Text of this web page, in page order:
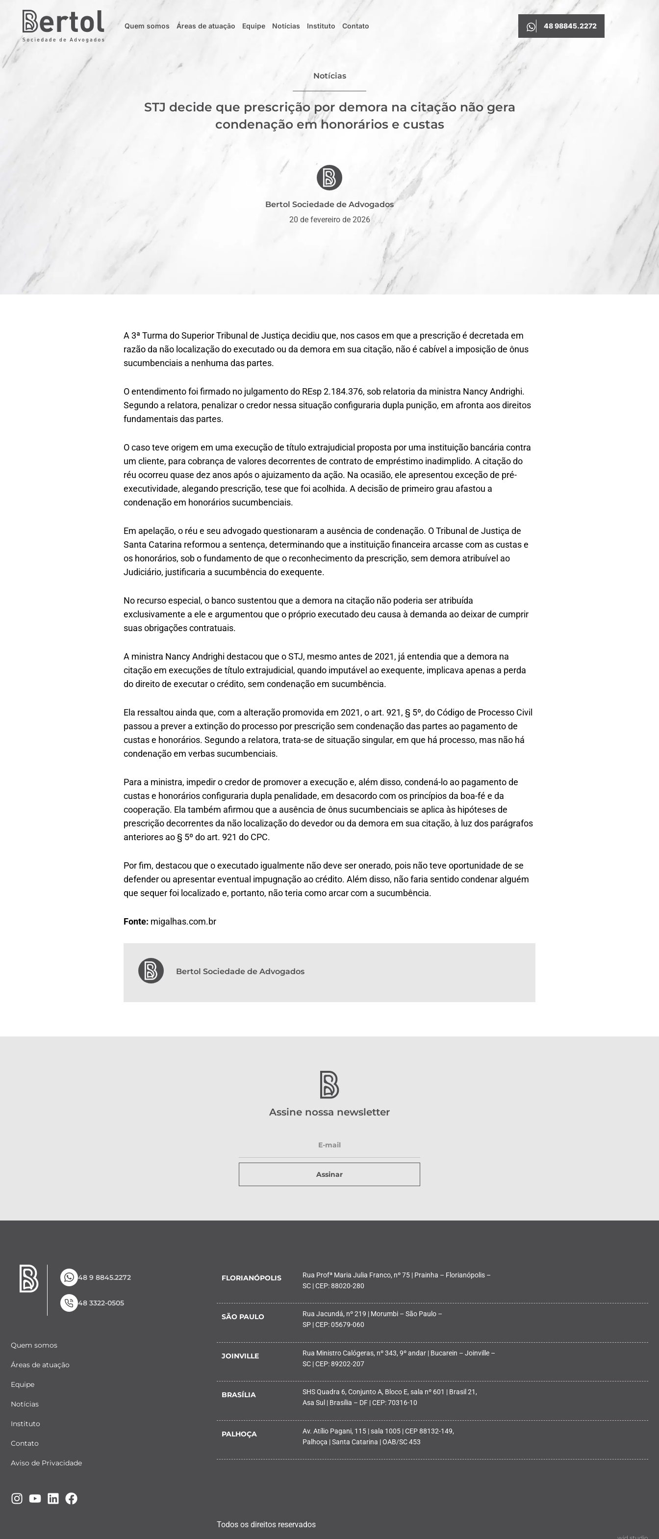
Quem somos Áreas de atuação Equipe Notícias Instituto Contato 48 98845.2272
Notícias
STJ decide que prescrição por demora na citação não gera
condenação em honorários e custas
Bertol Sociedade de Advogados
20 de fevereiro de 2026
A 3ª Turma do Superior Tribunal de Justiça decidiu que, nos casos em que a prescrição é decretada em
razão da não localização do executado ou da demora em sua citação, não é cabível a imposição de ônus
sucumbenciais a nenhuma das partes.
O entendimento foi firmado no julgamento do REsp 2.184.376, sob relatoria da ministra Nancy Andrighi.
Segundo a relatora, penalizar o credor nessa situação configuraria dupla punição, em afronta aos direitos
fundamentais das partes.
O caso teve origem em uma execução de título extrajudicial proposta por uma instituição bancária contra
um cliente, para cobrança de valores decorrentes de contrato de empréstimo inadimplido. A citação do
réu ocorreu quase dez anos após o ajuizamento da ação. Na ocasião, ele apresentou exceção de pré-
executividade, alegando prescrição, tese que foi acolhida. A decisão de primeiro grau afastou a
condenação em honorários sucumbenciais.
Em apelação, o réu e seu advogado questionaram a ausência de condenação. O Tribunal de Justiça de
Santa Catarina reformou a sentença, determinando que a instituição financeira arcasse com as custas e
os honorários, sob o fundamento de que o reconhecimento da prescrição, sem demora atribuível ao
Judiciário, justificaria a sucumbência do exequente.
No recurso especial, o banco sustentou que a demora na citação não poderia ser atribuída
exclusivamente a ele e argumentou que o próprio executado deu causa à demanda ao deixar de cumprir
suas obrigações contratuais.
A ministra Nancy Andrighi destacou que o STJ, mesmo antes de 2021, já entendia que a demora na
citação em execuções de título extrajudicial, quando imputável ao exequente, implicava apenas a perda
do direito de executar o crédito, sem condenação em sucumbência.
Ela ressaltou ainda que, com a alteração promovida em 2021, o art. 921, § 5º, do Código de Processo Civil
passou a prever a extinção do processo por prescrição sem condenação das partes ao pagamento de
custas e honorários. Segundo a relatora, trata-se de situação singular, em que há processo, mas não há
condenação em verbas sucumbenciais.
Para a ministra, impedir o credor de promover a execução e, além disso, condená-lo ao pagamento de
custas e honorários configuraria dupla penalidade, em desacordo com os princípios da boa-fé e da
cooperação. Ela também afirmou que a ausência de ônus sucumbenciais se aplica às hipóteses de
prescrição decorrentes da não localização do devedor ou da demora em sua citação, à luz dos parágrafos
anteriores ao § 5º do art. 921 do CPC.
Por fim, destacou que o executado igualmente não deve ser onerado, pois não teve oportunidade de se
defender ou apresentar eventual impugnação ao crédito. Além disso, não faria sentido condenar alguém
que sequer foi localizado e, portanto, não teria como arcar com a sucumbência.
Fonte: migalhas.com.br
Bertol Sociedade de Advogados
Assine nossa newsletter
Assinar
48 9 8845.2272
48 3322-0505
Quem somos
Áreas de atuação
Equipe
Notícias
Instituto
Contato
Aviso de Privacidade
FLORIANÓPOLIS
Rua Profª Maria Julia Franco, nº 75 | Prainha – Florianópolis –
SC | CEP: 88020-280
SÃO PAULO
Rua Jacundá, nº 219 | Morumbi – São Paulo –
SP | CEP: 05679-060
JOINVILLE
Rua Ministro Calógeras, nº 343, 9º andar | Bucarein – Joinville –
SC | CEP: 89202-207
BRASÍLIA
SHS Quadra 6, Conjunto A, Bloco E, sala nº 601 | Brasil 21,
Asa Sul | Brasília – DF | CEP: 70316-10
PALHOÇA
Av. Atílio Pagani, 115 | sala 1005 | CEP 88132-149,
Palhoça | Santa Catarina | OAB/SC 453
Todos os direitos reservados